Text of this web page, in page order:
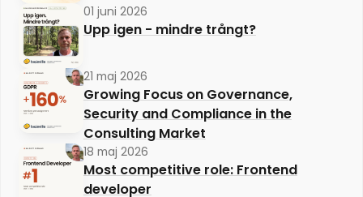
01 juni 2026
Upp igen - mindre trångt?
21 maj 2026
Growing Focus on Governance,
Security and Compliance in the
Consulting Market
18 maj 2026
Most competitive role: Frontend
developer